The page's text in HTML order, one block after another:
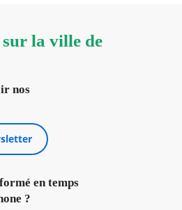
la ville de
nos
en temps
?